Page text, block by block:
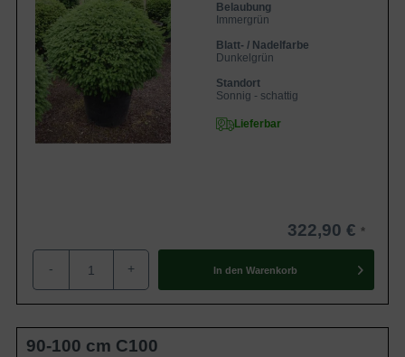
Belaubung
Immergrün
Blatt- / Nadelfarbe
Dunkelgrün
Standort
Sonnig - schattig
Lieferbar
322,90 €
- + In den Warenkorb
90-100 cm C100